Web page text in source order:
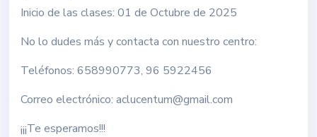
Inicio de las clases: 01 de Octubre de 2025
No lo dudes más y contacta con nuestro centro:
Teléfonos: 658990773, 96 5922456
Correo electrónico: aclucentum@gmail.com
¡¡¡Te esperamos!!!